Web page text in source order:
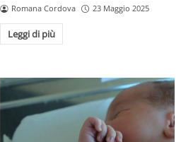
Romana Cordova 23 Maggio 2025
Leggi di più